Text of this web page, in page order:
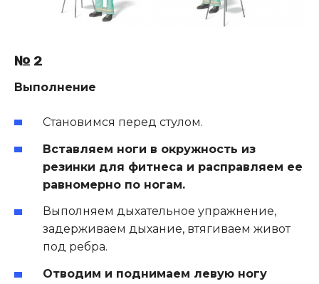
№ 2
Выполнение
Становимся перед стулом.
Вставляем ноги в окружность из
резинки для фитнеса и расправляем ее
равномерно по ногам.
Выполняем дыхательное упражнение,
задерживаем дыхание, втягиваем живот
под ребра.
Отводим и поднимаем левую ногу